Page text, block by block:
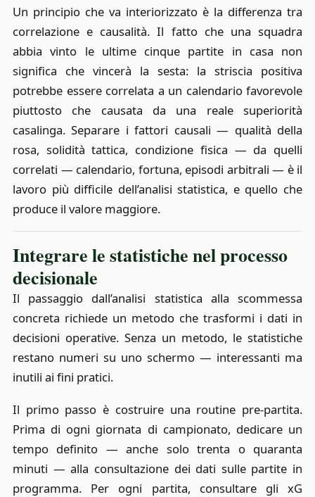
Un principio che va interiorizzato è la differenza tra
correlazione e causalità. Il fatto che una squadra
abbia vinto le ultime cinque partite in casa non
significa che vincerà la sesta: la striscia positiva
potrebbe essere correlata a un calendario favorevole
piuttosto che causata da una reale superiorità
casalinga. Separare i fattori causali — qualità della
rosa, solidità tattica, condizione fisica — da quelli
correlati — calendario, fortuna, episodi arbitrali — è il
lavoro più difficile dell’analisi statistica, e quello che
produce il valore maggiore.
Integrare le statistiche nel processo
decisionale
Il passaggio dall’analisi statistica alla scommessa
concreta richiede un metodo che trasformi i dati in
decisioni operative. Senza un metodo, le statistiche
restano numeri su uno schermo — interessanti ma
inutili ai fini pratici.
Il primo passo è costruire una routine pre-partita.
Prima di ogni giornata di campionato, dedicare un
tempo definito — anche solo trenta o quaranta
minuti — alla consultazione dei dati sulle partite in
programma. Per ogni partita, consultare gli xG